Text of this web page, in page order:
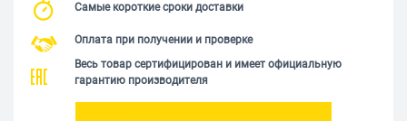
Самые короткие сроки доставки
Оплата при получении и проверке
Весь товар сертифицирован и имеет официальную
гарантию производителя